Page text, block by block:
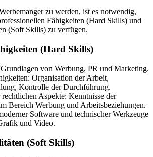
zu werden, ist es notwendig,
Fähigkeiten (Hard Skills) und
(Soft Skills) zu verfügen.
(Hard Skills)
von Werbung, PR und Marketing.
Organisation der Arbeit,
Kontrolle der Durchführung.
rechtlichen Aspekte: Kenntnisse der
Bereich Werbung und Arbeitsbeziehungen.
Software und technischer Werkzeuge
und Video.
(Soft Skills)